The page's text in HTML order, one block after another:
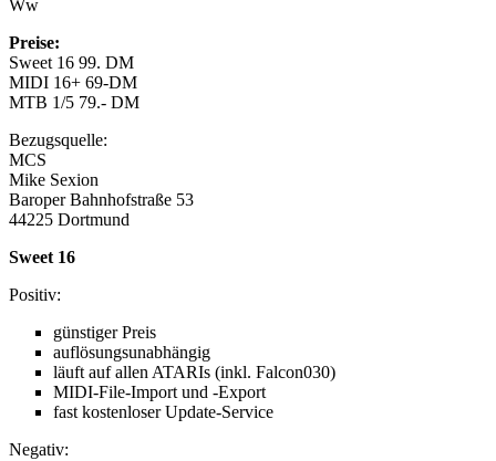
Ww
Preise:
Sweet 16 99. DM
MIDI 16+ 69-DM
MTB 1/5 79.- DM
Bezugsquelle:
MCS
Mike Sexion
Baroper Bahnhofstraße 53
44225 Dortmund
Sweet 16
Positiv:
günstiger Preis
auflösungsunabhängig
läuft auf allen ATARIs (inkl. Falcon030)
MIDI-File-Import und -Export
fast kostenloser Update-Service
Negativ: